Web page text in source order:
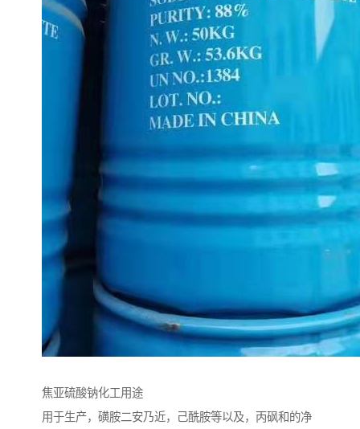
焦亚硫酸钠化工用途
用于生产，磺胺二安乃近，己酰胺等以及，丙砜和的净